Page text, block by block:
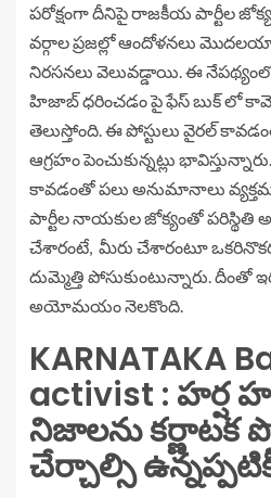
పరోక్షంగా దీనిపై రాజకీయ పార్టీల
వర్గాల ప్రజల్లో ఆందోళనలు
నిరసనలు వెలువడ్డాయి. ఈ నేపథ్యంలో
హిజాబ్ ధరించడం పై ఫేస్ బుక్ లో
తెలుస్తోంది. ఈ పోస్టులు వైరల్
ఆగ్రహం పెంచుకున్నట్లు
కావడంతో పలు అనుమానాలు
పార్టీల నాయకుల జోక్యంతో పరిస్థితి
చేశారంటే, మీరు చేశారంటూ
దుమ్మెత్తి పోసుకుంటున్నారు. దీంతో
అయోమయం నెలకొంది.
KARNATAKA
activist : హర్ష
నిజాలను కర్ణాటక
చేర్చాల్సి